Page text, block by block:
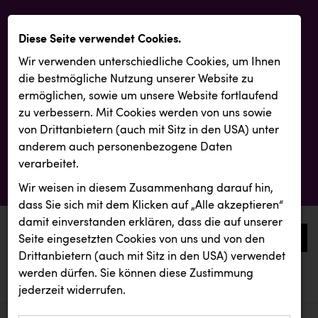
0
aktuelle aussendungen
aktuelle aussendungen
Diese Seite verwendet Cookies.
Wir verwenden unterschiedliche Cookies, um Ihnen
die best­mögliche Nutzung unserer Website zu
ermöglichen, sowie um unsere Website fortlaufend
zu verbessern. Mit Cookies werden von uns sowie
von Drittanbietern (auch mit Sitz in den USA) unter
anderem auch personenbezogene Daten
verarbeitet.
Wir weisen in diesem Zusammenhang darauf hin,
dass Sie sich mit dem Klicken auf „Alle akzeptieren“
damit ein­ver­standen erklären, dass die auf unserer
Seite eingesetzten Cookies von uns und von den
Drittanbietern (auch mit Sitz in den USA) verwendet
werden dürfen. Sie können diese Zustimmung
jederzeit widerrufen.